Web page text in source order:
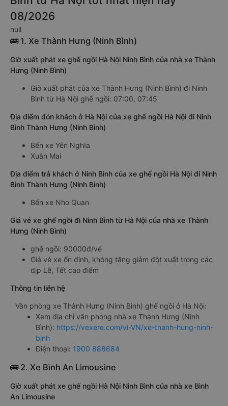
08/2026
null
🚌 1. Xe Thành Hưng (Ninh Bình)
Giờ xuất phát xe ghế ngồi Hà Nội Ninh Bình của nhà xe Thành
Hưng (Ninh Bình)
Giờ xuất phát của xe Thành Hưng (Ninh Bình) đi Ninh
Bình từ Hà Nội ghế ngồi: 07:00, 07:45
Địa điểm đón khách ở Hà Nội của xe ghế ngồi Hà Nội đi Ninh
Bình Thành Hưng (Ninh Bình)
Bến xe Yên Nghĩa
Xuân Mai
Địa điểm trả khách ở Ninh Bình của xe ghế ngồi Hà Nội đi Ninh
Bình Thành Hưng (Ninh Bình)
Bến xe Nho Quan
Giá vé xe ghế ngồi đi Ninh Bình từ Hà Nội của nhà xe Thành
Hưng (Ninh Bình)
ghế ngồi: 90000đ/vé
Giá vé xe ổn định, không tăng giảm đột xuất trong các
dịp Lễ, Tết cao điểm
Thông tin liên hệ
Văn phòng xe Thành Hưng (Ninh Bình) ghế ngồi ở Hà Nội:
Xem địa chỉ văn phòng nhà xe Thành Hưng (Ninh
Bình): https://vexere.com/vi-VN/xe-thanh-hung-ninh-
binh
Điện thoại: 1900 888684
🚌 2. Xe Bình An Limousine
Giờ xuất phát xe ghế ngồi Hà Nội Ninh Bình của nhà xe Bình
An Limousine